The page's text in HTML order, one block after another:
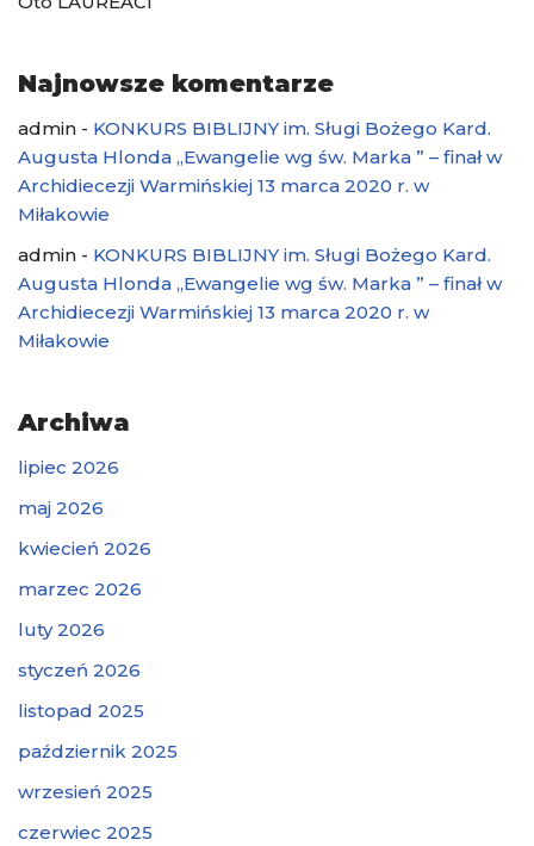
Najnowsze komentarze
admin - KONKURS BIBLIJNY im. Sługi Bożego Kard.
Augusta Hlonda „Ewangelie wg św. Marka ” – finał w
Archidiecezji Warmińskiej 13 marca 2020 r. w
Miłakowie
admin - KONKURS BIBLIJNY im. Sługi Bożego Kard.
Augusta Hlonda „Ewangelie wg św. Marka ” – finał w
Archidiecezji Warmińskiej 13 marca 2020 r. w
Miłakowie
Archiwa
lipiec 2026
maj 2026
kwiecień 2026
marzec 2026
luty 2026
styczeń 2026
listopad 2025
październik 2025
wrzesień 2025
czerwiec 2025